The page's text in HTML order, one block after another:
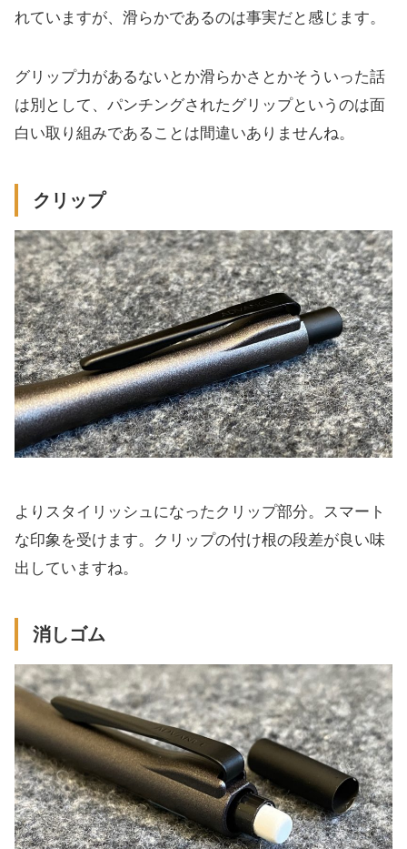
れていますが、滑らかであるのは事実だと感じます。
グリップ力があるないとか滑らかさとかそういった話
は別として、パンチングされたグリップというのは面
白い取り組みであることは間違いありませんね。
クリップ
よりスタイリッシュになったクリップ部分。スマート
な印象を受けます。クリップの付け根の段差が良い味
出していますね。
消しゴム